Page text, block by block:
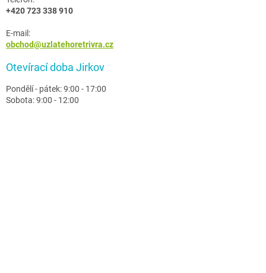
+420 723 338 910
E-mail:
obchod@uzlatehoretrivra.cz
Otevírací doba Jirkov
Pondělí - pátek: 9:00 - 17:00
Sobota: 9:00 - 12:00